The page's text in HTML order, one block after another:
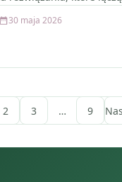
30 maja 2026
2 3 … 9